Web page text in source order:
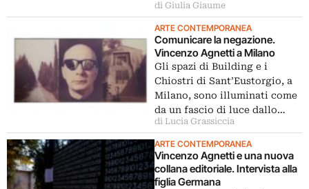
di Giulia Giaume
ARTE CONTEMPORANEA
Comunicare la negazione.
Vincenzo Agnetti a Milano
Gli spazi di Building e i
Chiostri di Sant’Eustorgio, a
Milano, sono illuminati come
da un fascio di luce dallo…
di Lucia Grassiccia
ARTE CONTEMPORANEA
Vincenzo Agnetti e una nuova
collana editoriale. Intervista alla
figlia Germana